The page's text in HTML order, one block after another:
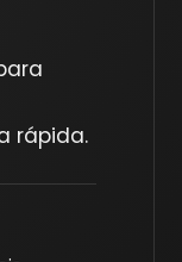
rápida.